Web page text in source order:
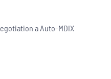
a Auto-MDIX